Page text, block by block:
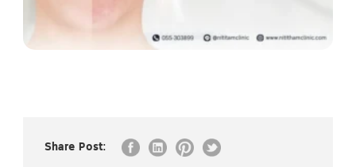
Share Post: